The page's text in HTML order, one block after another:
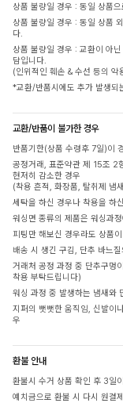
상품 불량일 경우 : 동일 상품
상품 불량일 경우 : 동일 상품
다.
상품 불량일 경우 : 교환이 아
담입니다.
(인위적인 훼손 & 수선 등의
*교환/반품시에도 추가 발생되
교환/반품이 불가한 경우
반품기한(상품 수령후 7일)이
공정거래, 표준약관 제 15조 2
현저히 감소한 경우
(착용 흔적, 화장품, 탈취제 냄
세탁을 하신 경우나 착용을 하
워싱면 종류의 제품은 워싱과
피팅만 해보신 경우라도 상품
배송 시 생긴 구김, 단추 바느
거래처 공정 과정 중 단추구멍
착용 부탁드립니다)
워싱 과정 중 발생하는 냄새와
지퍼의 뻣뻣한 움직임, 신발이
우
환불 안내
환불시 수거 상품 확인 후 3일
예치금으로 환불 시 다시 원결